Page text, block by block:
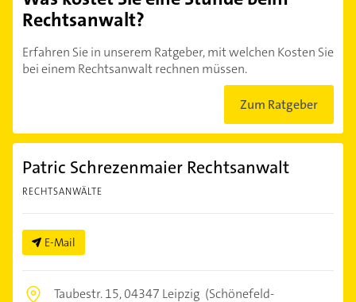
Rechtsanwalt?
Erfahren Sie in unserem Ratgeber, mit welchen Kosten Sie
bei einem Rechtsanwalt rechnen müssen.
Zum Ratgeber
Patric Schrezenmaier Rechtsanwalt
RECHTSANWÄLTE
E-Mail
Taubestr. 15,04347 Leipzig (Schönefeld-